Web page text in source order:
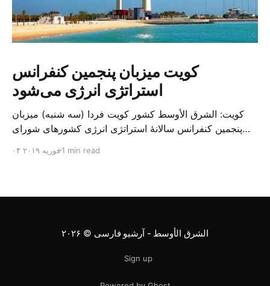
کویت میزبان پنجمین کنفرانس
استراتژی انرژی می‌شود
کویت: الشرق الأوسط کشور کویت فردا (سه شنبه) میزبان
پنجمین کنفرانس سالانهٔ استراتژی انرژی کشورهای شورای
متخصص از شرکت‌های جهانی نفت و گاز در این کنفرانس
۰۴ فوریه ۲۰۱۹1 min read
الشرق الأوسط - آرشیو فارسی © ۲۰۲۶
Sign up